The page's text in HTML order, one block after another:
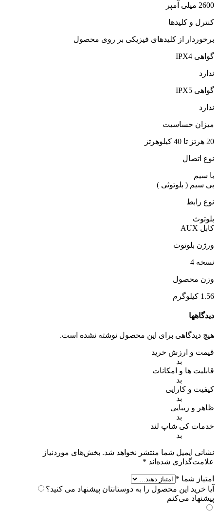
2600 میلی آمپر
کنترل و کلیدها
برخوردار از کلیدهای فیزیکی بر روی محصول
گواهی IPX4
ندارد
گواهی IPX5
ندارد
میزان حساسیت
20 هرتز تا 40 کیلوهرتز
نوع اتصال
با سیم
بی سیم ( بلوتوثی )
نوع رابط
بلوتوث
کابل AUX
ورژن بلوتوث
نسخه 4
وزن محصول
1.56 کیلوگرم
دیدگاهها
هیچ دیدگاهی برای این محصول نوشته نشده است.
قیمت و ارزش خرید
بد
قابلیت ها و امکانات
بد
کیفیت و کارایی
بد
ظاهر و زیبایی
بد
خدمات کی شاپ لند
بد
نشانی ایمیل شما منتشر نخواهد شد. بخش‌های موردنیاز
علامت‌گذاری شده‌اند *
امتیاز شما *
آیا خرید این محصول را به دوستانتان پیشنهاد می کنید؟
پیشنهاد می‌کنم